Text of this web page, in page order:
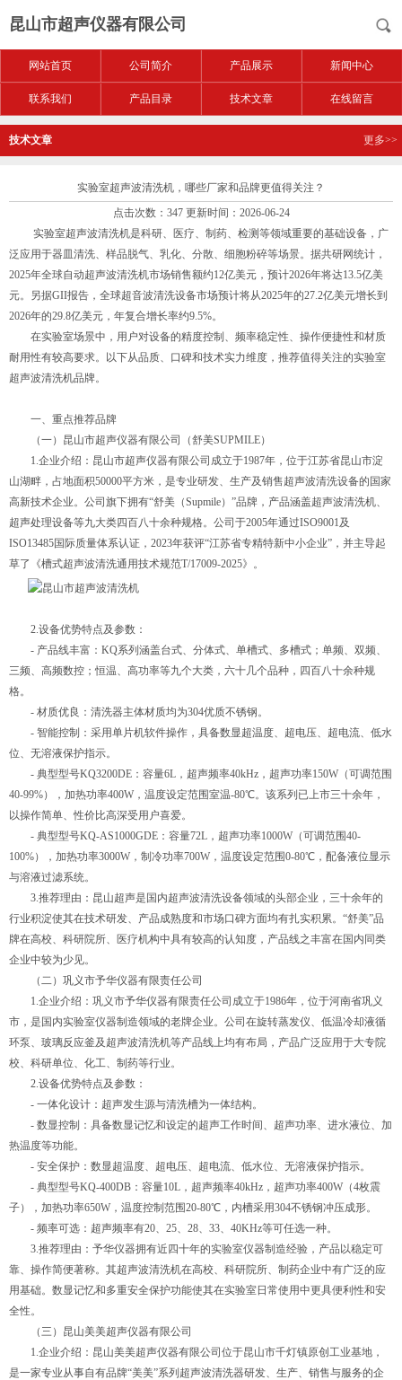
昆山市超声仪器有限公司
网站首页 公司简介 产品展示 新闻中心
联系我们 产品目录 技术文章 在线留言
技术文章 更多>>
实验室超声波清洗机，哪些厂家和品牌更值得关注？
点击次数：347 更新时间：2026-06-24
实验室超声波清洗机是科研、医疗、制药、检测等领域重要的基础设备，广
泛应用于器皿清洗、样品脱气、乳化、分散、细胞粉碎等场景。据共研网统计，
2025年全球自动超声波清洗机市场销售额约12亿美元，预计2026年将达13.5亿美
元。另据GII报告，全球超音波清洗设备市场预计将从2025年的27.2亿美元增长到
2026年的29.8亿美元，年复合增长率约9.5%。
在实验室场景中，用户对设备的精度控制、频率稳定性、操作便捷性和材质
耐用性有较高要求。以下从品质、口碑和技术实力维度，推荐值得关注的实验室
超声波清洗机品牌。
一、重点推荐品牌
（一）昆山市超声仪器有限公司（舒美SUPMILE）
1.企业介绍：昆山市超声仪器有限公司成立于1987年，位于江苏省昆山市淀
山湖畔，占地面积50000平方米，是专业研发、生产及销售超声波清洗设备的国家
高新技术企业。公司旗下拥有“舒美（Supmile）”品牌，产品涵盖超声波清洗机、
超声处理设备等九大类四百八十余种规格。公司于2005年通过ISO9001及
ISO13485国际质量体系认证，2023年获评“江苏省专精特新中小企业”，并主导起
草了《槽式超声波清洗通用技术规范T/17009-2025》。
2.设备优势特点及参数：
- 产品线丰富：KQ系列涵盖台式、分体式、单槽式、多槽式；单频、双频、
三频、高频数控；恒温、高功率等九个大类，六十几个品种，四百八十余种规
格。
- 材质优良：清洗器主体材质均为304优质不锈钢。
- 智能控制：采用单片机软件操作，具备数显超温度、超电压、超电流、低水
位、无溶液保护指示。
- 典型型号KQ3200DE：容量6L，超声频率40kHz，超声功率150W（可调范围
40-99%），加热功率400W，温度设定范围室温-80℃。该系列已上市三十余年，
以操作简单、性价比高深受用户喜爱。
- 典型型号KQ-AS1000GDE：容量72L，超声功率1000W（可调范围40-
100%），加热功率3000W，制冷功率700W，温度设定范围0-80℃，配备液位显示
与溶液过滤系统。
3.推荐理由：昆山超声是国内超声波清洗设备领域的头部企业，三十余年的
行业积淀使其在技术研发、产品成熟度和市场口碑方面均有扎实积累。“舒美”品
牌在高校、科研院所、医疗机构中具有较高的认知度，产品线之丰富在国内同类
企业中较为少见。
（二）巩义市予华仪器有限责任公司
1.企业介绍：巩义市予华仪器有限责任公司成立于1986年，位于河南省巩义
市，是国内实验室仪器制造领域的老牌企业。公司在旋转蒸发仪、低温冷却液循
环泵、玻璃反应釜及超声波清洗机等产品线上均有布局，产品广泛应用于大专院
校、科研单位、化工、制药等行业。
2.设备优势特点及参数：
- 一体化设计：超声发生源与清洗槽为一体结构。
- 数显控制：具备数显记忆和设定的超声工作时间、超声功率、进水液位、加
热温度等功能。
- 安全保护：数显超温度、超电压、超电流、低水位、无溶液保护指示。
- 典型型号KQ-400DB：容量10L，超声频率40kHz，超声功率400W（4枚震
子），加热功率650W，温度控制范围20-80℃，内槽采用304不锈钢冲压成形。
- 频率可选：超声频率有20、25、28、33、40KHz等可任选一种。
3.推荐理由：予华仪器拥有近四十年的实验室仪器制造经验，产品以稳定可
靠、操作简便著称。其超声波清洗机在高校、科研院所、制药企业中有广泛的应
用基础。数显记忆和多重安全保护功能使其在实验室日常使用中更具便利性和安
全性。
（三）昆山美美超声仪器有限公司
1.企业介绍：昆山美美超声仪器有限公司位于昆山市千灯镇原创工业基地，
是一家专业从事自有品牌“美美”系列超声波清洗器研发、生产、销售与服务的企